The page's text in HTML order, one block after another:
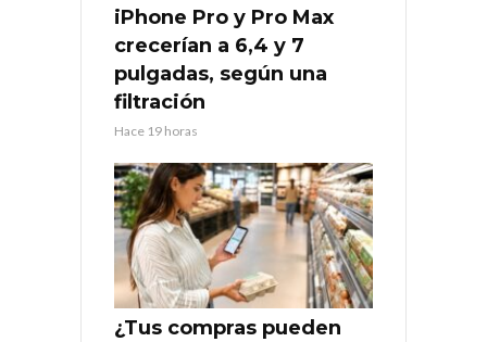
iPhone Pro y Pro Max
crecerían a 6,4 y 7
pulgadas, según una
filtración
Hace 19 horas
¿Tus compras pueden